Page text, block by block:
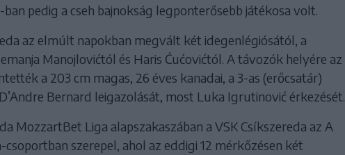
ban pedig a cseh bajnokság legponterősebb játékosa volt.
az elmúlt napokban megvált két idegenlégiósától, a
Manojlovićtól és Haris Ćućovićtól. A távozók helyére az
a 203 cm magas, 26 éves kanadai, a 3-as (erőcsatár)
Bernard leigazolását, most Luka Igrutinović érkezését.
MozzartBet Liga alapszakaszában a VSK Csíkszereda az A
csoportban szerepel, ahol az eddigi 12 mérkőzésen két